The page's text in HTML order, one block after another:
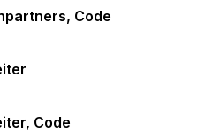
Code
Code